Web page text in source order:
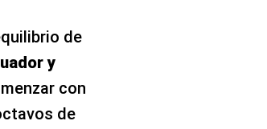
de
y
con
de